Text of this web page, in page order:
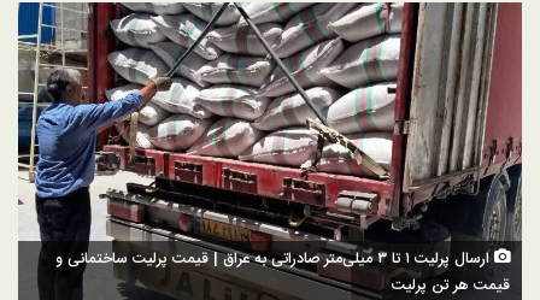
ارسال پرلیت ۱ تا ۳ میلی‌متر صادراتی به عراق | قیمت پرلیت ساختمانی و
قیمت هر تن پرلیت